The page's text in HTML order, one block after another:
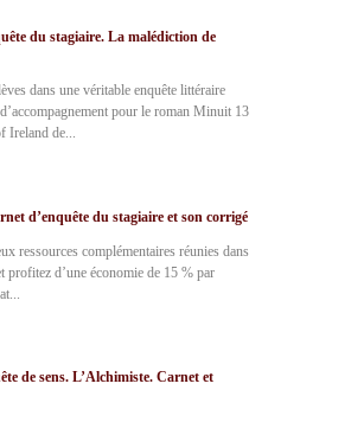
du stagiaire. La malédiction de
dans une véritable enquête littéraire
pour le roman Minuit 13
Ireland de...
d’enquête du stagiaire et son corrigé
ressources complémentaires réunies dans
profitez d’une économie de 15 % par
de sens. L’Alchimiste. Carnet et